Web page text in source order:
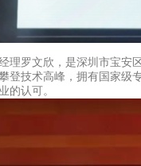
理罗文欣，是深圳市宝安
登技术高峰，拥有国家级
的认可。